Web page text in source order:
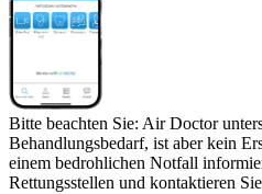
Bitte beachten Sie: Air Doctor
Behandlungsbedarf, ist aber kein
einem bedrohlichen Notfall
Rettungsstellen und kontaktieren